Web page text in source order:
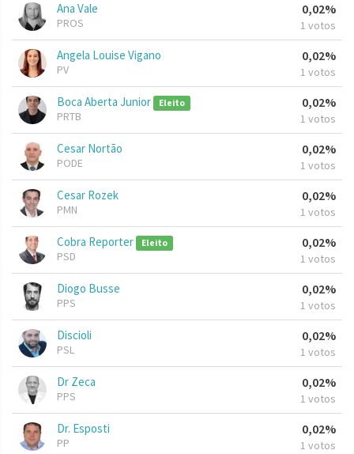
Ana Vale
PROS
0,02%
1 votos
Angela Louise Vigano
PV
0,02%
1 votos
Boca Aberta Junior Eleito
PRTB
0,02%
1 votos
Cesar Nortão
PODE
0,02%
1 votos
Cesar Rozek
PMN
0,02%
1 votos
Cobra Reporter Eleito
PSD
0,02%
1 votos
Diogo Busse
PPS
0,02%
1 votos
Discioli
PSL
0,02%
1 votos
Dr Zeca
PPS
0,02%
1 votos
Dr. Esposti
PP
0,02%
1 votos